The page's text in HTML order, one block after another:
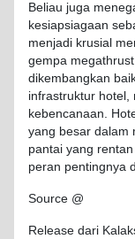
Beliau juga
kesiapsiagaan
menjadi krusial
gempa
dikembangkan
infrastruktur hotel,
kebencanaan.
yang besar dalam
pantai yang
peran pentingnya
Source @
Release dari